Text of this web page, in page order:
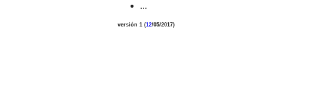
...
versión 1 (12/05/2017)